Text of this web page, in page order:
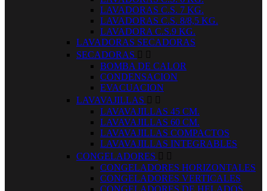
LAVADORAS C.S. 7 KG.
LAVADORAS C.S. 8/8,5 KG.
LAVADORA C.S.9 KG.
LAVADORAS SECADORAS
SECADORAS  
BOMBA DE CALOR
CONDENSACION
EVACUACION
LAVAVAJILLAS  
LAVAVAJILLAS 45 CM.
LAVAVAJILLAS 60 CM.
LAVAVAJILLAS COMPACTOS
LAVAVAJILLAS INTEGRABLES
CONGELADORES  
CONGELADORES HORIZONTALES
CONGELADORES VERTICALES
CONGELADORES DE HELADOS